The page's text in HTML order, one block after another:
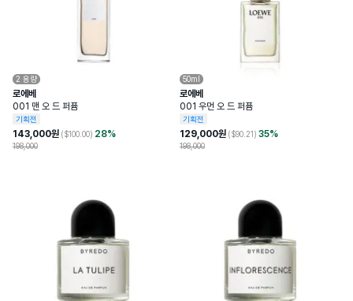
2 용량
로에베
001 맨 오 드 퍼퓸
기획전
143,000원 ($100.00) 28%
198,000
50ml
로에베
001 우먼 오 드 퍼퓸
기획전
129,000원 ($90.21) 35%
198,000